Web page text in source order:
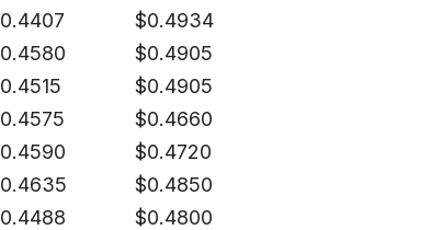
0.4407 $0.4934
0.4580 $0.4905
0.4515 $0.4905
0.4575 $0.4660
0.4590 $0.4720
0.4635 $0.4850
0.4488 $0.4800